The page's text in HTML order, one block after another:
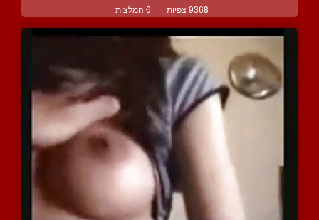
9368 צפיות | 6 המלצות